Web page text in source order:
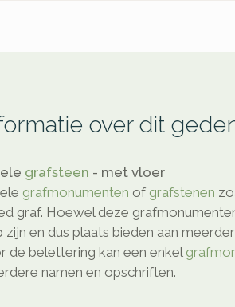
over dit
grafsteen - met vloer
grafmonumenten of grafstenen
graf. Hoewel deze
zijn en dus plaats bieden aan
de belettering kan een enkel
namen en opschriften.